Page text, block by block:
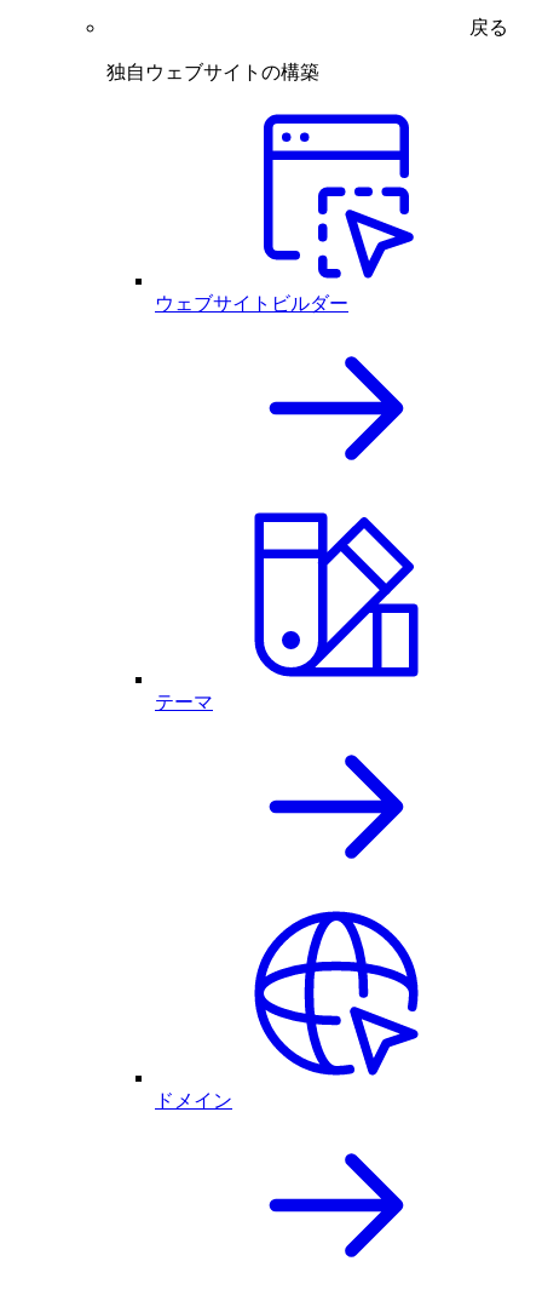
戻る
独自ウェブサイトの構築
ウェブサイトビルダー
テーマ
ドメイン